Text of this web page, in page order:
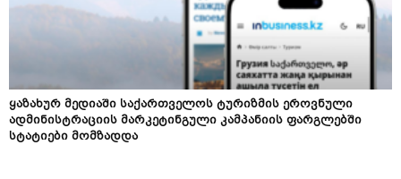
ყაზახურ მედიაში საქართველოს ტურიზმის ეროვნული
ადმინისტრაციის მარკეტინგული კამპანიის ფარგლებში
სტატიები მომზადდა